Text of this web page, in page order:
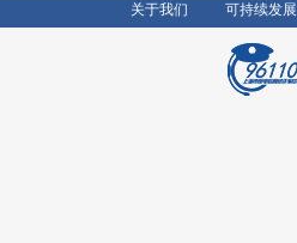
关于我们 可持续发展